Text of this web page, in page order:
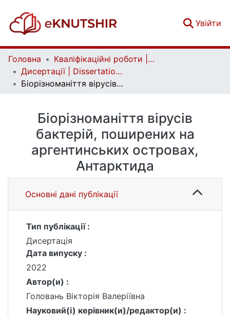
Увійти
Головна
Кваліфікаційні роботи | Qualifying works
Дисертації | Dissertations
Біорізноманіття вірусів бактерій, поширених на аргентинських островах, Антарктида
Біорізноманіття вірусів
бактерій, поширених на
аргентинських островах,
Антарктида
Основні дані публікації
Тип публікації :
Дисертація
Дата випуску :
2022
Автор(и) :
Головань Вікторія Валеріївна
Науковий(і) керівник(и)/редактор(и) :